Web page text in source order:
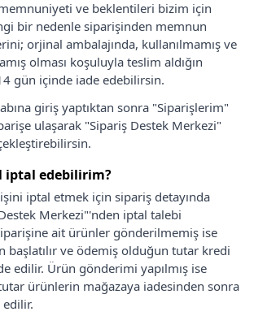
ve beklentileri bizim için
bir nedenle siparişinden memnun
orjinal ambalajında, kullanılmamış ve
olması koşuluyla teslim aldığın
gün içinde iade edebilirsin.
giriş yaptıktan sonra "Siparişlerim"
ulaşarak "Sipariş Destek Merkezi"
iptal edebilirim?
iptal etmek için sipariş detayında
Merkezi"'nden iptal talebi
ait ürünler gönderilmemiş ise
başlatılır ve ödemiş olduğun tutar kredi
edilir. Ürün gönderimi yapılmış ise
ürünlerin mağazaya iadesinden sonra
edilir.